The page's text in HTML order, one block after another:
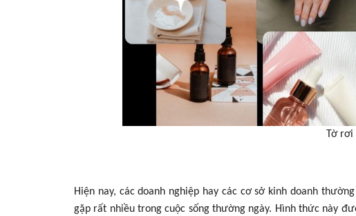
Tờ rơi
Hiện nay, các doanh nghiệp hay các cơ sở kinh doanh
gặp rất nhiều trong cuộc sống thường ngày. Hình thức này